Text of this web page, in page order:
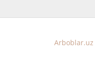
Arboblar.uz